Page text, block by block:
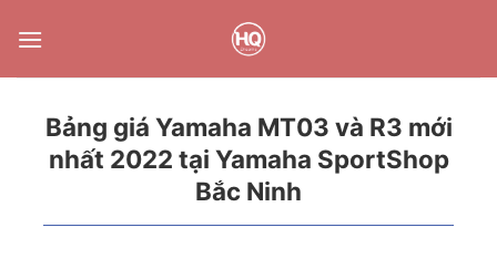
qua
Bảng giá Yamaha MT03 và R3 mới
nhất 2022 tại Yamaha SportShop
Bắc Ninh